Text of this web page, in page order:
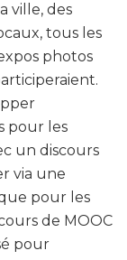
ville, des
tous les
photos
pour les
un discours
via une
pour les
de MOOC
pour